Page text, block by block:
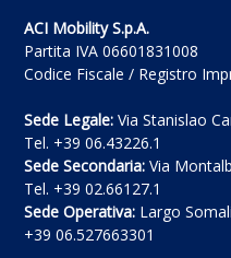
ACI Mobility S.p.A.
Partita IVA 06601831008
Codice Fiscale / Registro
Sede Legale: Via Stanislao
Tel. +39 06.43226.1
Sede Secondaria: Via
Tel. +39 02.66127.1
Sede Operativa: Largo
+39 06.527663301